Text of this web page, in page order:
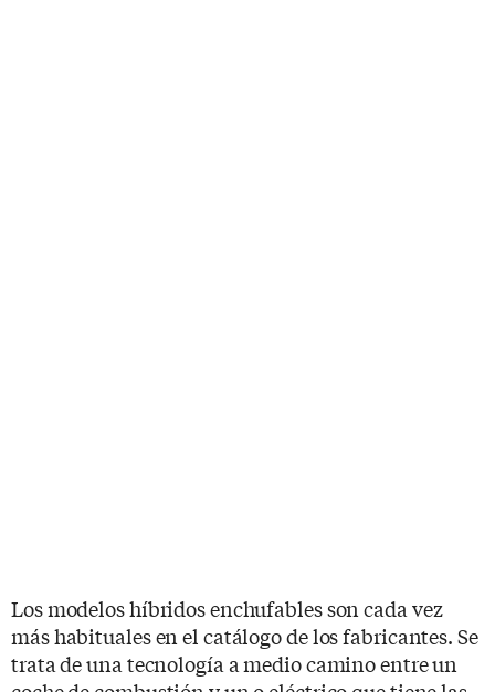
Los modelos híbridos enchufables son cada vez
más habituales en el catálogo de los fabricantes. Se
trata de una tecnología a medio camino entre un